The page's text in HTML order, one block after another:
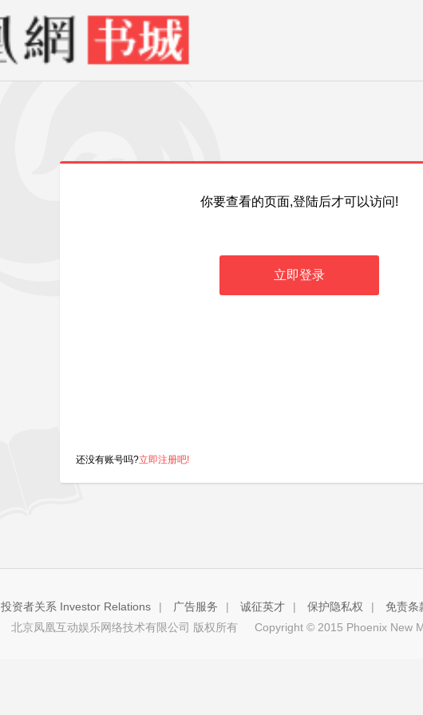
你要查看的页面,登陆后才可以访问!
立即登录
还没有账号吗?立即注册吧!
投资者关系 Investor Relations | 广告服务 | 诚征英才 | 保护隐私权 | 免责条
北京凤凰互动娱乐网络技术有限公司 版权所有
Copyright © 2015 Phoenix New